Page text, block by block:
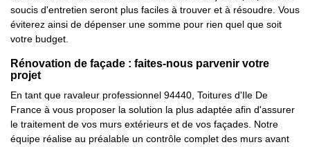
soucis d'entretien seront plus faciles à trouver et à résoudre. Vous
éviterez ainsi de dépenser une somme pour rien quel que soit
votre budget.
Rénovation de façade : faites-nous parvenir votre
projet
En tant que ravaleur professionnel 94440, Toitures d'Ile De
France à vous proposer la solution la plus adaptée afin d'assurer
le traitement de vos murs extérieurs et de vos façades. Notre
équipe réalise au préalable un contrôle complet des murs avant